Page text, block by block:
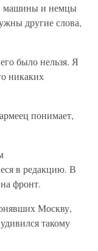
машины и немцы
другие слова,
было нельзя. Я
никаких
понимает,
в редакцию. В
фронт.
Москву,
такому